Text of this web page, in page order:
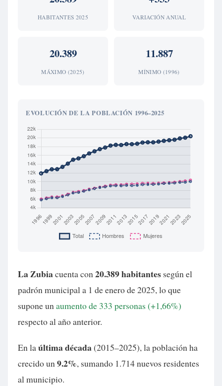
HABITANTES 2025 VARIACIÓN ANUAL
20.389
MÁXIMO (2025)
11.887
MÍNIMO (1996)
EVOLUCIÓN DE LA POBLACIÓN 1996–2025
La Zubiacuenta con20.389 habitantes según el
padrón municipal a 1 de enero de 2025, lo que
supone unaumento de 333 personas (+1,66%)
respecto al año anterior.
En laúltima década(2015–2025), la población ha
crecido un9.2%, sumando 1.714 nuevos residentes
al municipio.